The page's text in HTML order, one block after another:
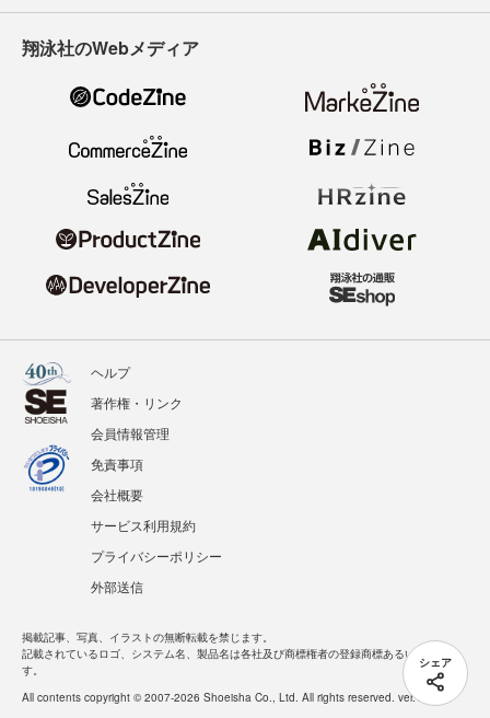
シェア
翔泳社のWebメディア
ヘルプ
著作権・リンク
会員情報管理
免責事項
会社概要
サービス利用規約
プライバシーポリシー
外部送信
掲載記事、写真、イラストの無断転載を禁じます。
記載されているロゴ、システム名、製品名は各社及び商標権者の登録商標あるいは商標で
す。
All contents copyright © 2007-2026 Shoeisha Co., Ltd. All rights reserved. ver.1.5